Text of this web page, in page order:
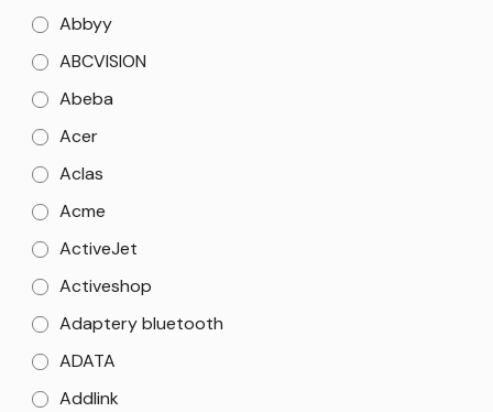
Abbyy
ABCVISION
Abeba
Acer
Aclas
Acme
ActiveJet
Activeshop
Adaptery bluetooth
ADATA
Addlink